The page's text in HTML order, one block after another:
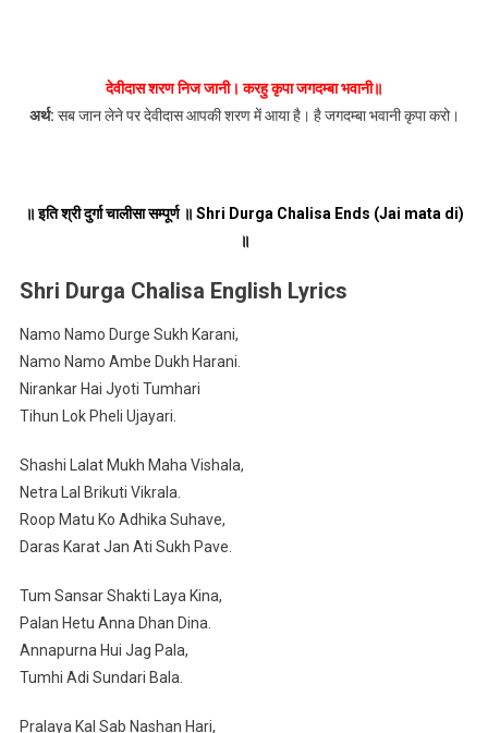
देवीदास शरण निज जानी। करहु कृपा जगदम्बा भवानी॥
अर्थ: सब जान लेने पर देवीदास आपकी शरण में आया है। है जगदम्बा भवानी कृपा करो।
॥ इति श्री दुर्गा चालीसा सम्पूर्ण ॥ Shri Durga Chalisa Ends (Jai mata di)
॥
Shri Durga Chalisa English Lyrics
Namo Namo Durge Sukh Karani,
Namo Namo Ambe Dukh Harani.
Nirankar Hai Jyoti Tumhari
Tihun Lok Pheli Ujayari.
Shashi Lalat Mukh Maha Vishala,
Netra Lal Brikuti Vikrala.
Roop Matu Ko Adhika Suhave,
Daras Karat Jan Ati Sukh Pave.
Tum Sansar Shakti Laya Kina,
Palan Hetu Anna Dhan Dina.
Annapurna Hui Jag Pala,
Tumhi Adi Sundari Bala.
Pralaya Kal Sab Nashan Hari,